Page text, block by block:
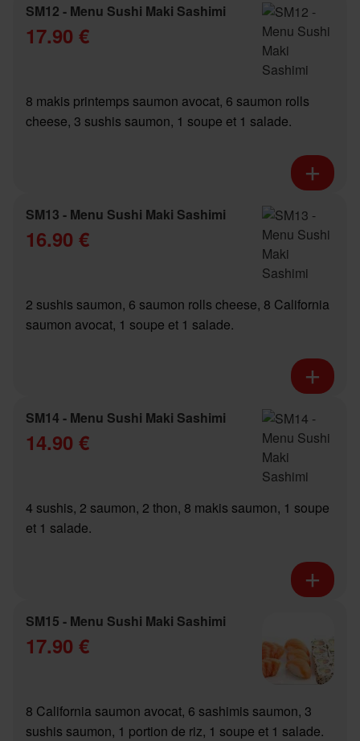
SM12 - Menu Sushi Maki Sashimi
17.90 €
8 makis printemps saumon avocat, 6 saumon rolls
cheese, 3 sushis saumon, 1 soupe et 1 salade.
SM13 - Menu Sushi Maki Sashimi
16.90 €
2 sushis saumon, 6 saumon rolls cheese, 8 California
saumon avocat, 1 soupe et 1 salade.
SM14 - Menu Sushi Maki Sashimi
14.90 €
4 sushis, 2 saumon, 2 thon, 8 makis saumon, 1 soupe
et 1 salade.
SM15 - Menu Sushi Maki Sashimi
17.90 €
8 California saumon avocat, 6 sashimis saumon, 3
sushis saumon, 1 portion de riz, 1 soupe et 1 salade.